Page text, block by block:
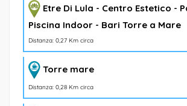
Etre Di Lula - Centro Estetico -
Piscina Indoor - Bari Torre a Mare
Distanza: 0,27 Km circa
Torre mare
Distanza: 0,28 Km circa